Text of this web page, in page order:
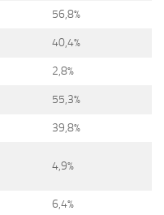
56,8%
40,4%
2,8%
55,3%
39,8%
4,9%
6,4%